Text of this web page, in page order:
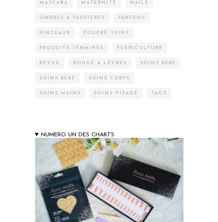
MASCARA MATERNITÉ NAILS
OMBRES À PAUPIÈRES PARFUMS
PINCEAUX POUDRE TEINT
PRODUITS TERMINÉS PUÉRICULTURE
REVUE ROUGE À LÈVRES SOINS BÉBÉ
SOINS BÉBÉ SOINS CORPS
SOINS MAINS SOINS VISAGE TAGS
NUMERO UN DES CHARTS